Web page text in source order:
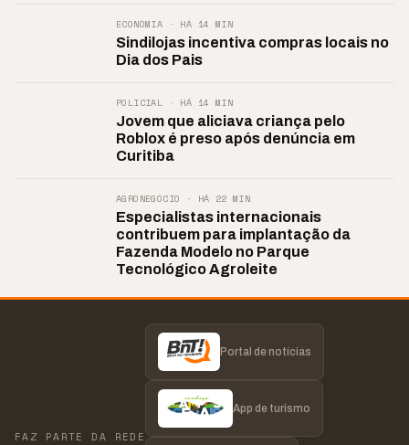
ECONOMIA · HÁ 14 MIN
Sindilojas incentiva compras locais no
Dia dos Pais
POLICIAL · HÁ 14 MIN
Jovem que aliciava criança pelo
Roblox é preso após denúncia em
Curitiba
AGRONEGÓCIO · HÁ 22 MIN
Especialistas internacionais
contribuem para implantação da
Fazenda Modelo no Parque
Tecnológico Agroleite
FAZ PARTE DA REDE
Portal de notícias
App de turismo